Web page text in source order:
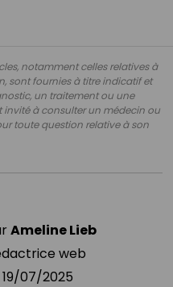
notamment celles relatives à
sont fournies à titre indicatif et
un traitement ou une
invité à consulter un médecin ou
toute question relative à son
Ameline Lieb
web
19/07/2025